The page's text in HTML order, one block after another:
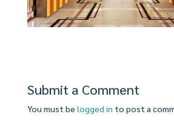
Submit a Comment
You must be logged in to post a